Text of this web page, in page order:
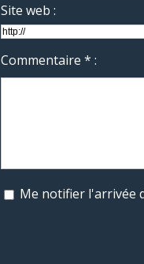
Site web :
Commentaire * :
Me notifier l'arrivée